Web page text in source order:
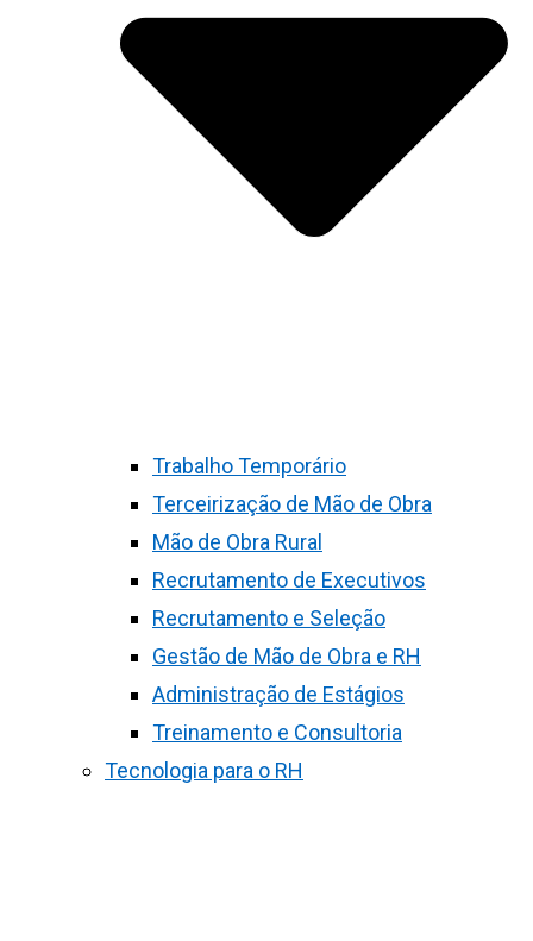
Trabalho Temporário
Terceirização de Mão de Obra
Mão de Obra Rural
Recrutamento de Executivos
Recrutamento e Seleção
Gestão de Mão de Obra e RH
Administração de Estágios
Treinamento e Consultoria
Tecnologia para o RH